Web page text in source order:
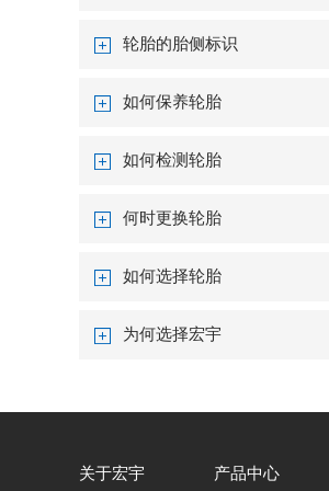
轮胎的胎侧标识
如何保养轮胎
如何检测轮胎
何时更换轮胎
如何选择轮胎
为何选择宏宇
关于宏宇 产品中心